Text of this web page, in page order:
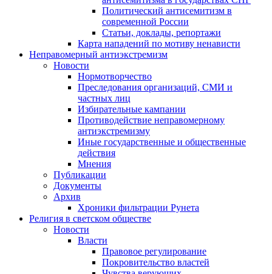
Политический антисемитизм в
современной России
Статьи, доклады, репортажи
Карта нападений по мотиву ненависти
Неправомерный антиэкстремизм
Новости
Нормотворчество
Преследования организаций, СМИ и
частных лиц
Избирательные кампании
Противодействие неправомерному
антиэкстремизму
Иные государственные и общественные
действия
Мнения
Публикации
Документы
Архив
Хроники фильтрации Рунета
Религия в светском обществе
Новости
Власти
Правовое регулирование
Покровительство властей